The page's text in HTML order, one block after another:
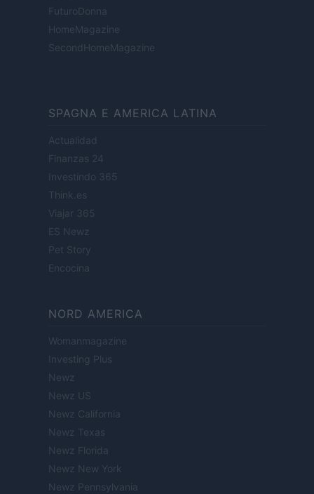
FuturoDonna
HomeMagazine
SecondHomeMagazine
SPAGNA E AMERICA LATINA
Actualidad
Finanzas 24
Investindo 365
Think.es
Viajar 365
ES Newz
Pet Story
Encocina
NORD AMERICA
Womanmagazine
Investing Plus
Newz
Newz US
Newz California
Newz Texas
Newz Florida
Newz New York
Newz Pennsylvania